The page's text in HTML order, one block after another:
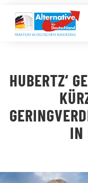
Inhalt
springen
LANDESGRUPPEN
VERANSTALTUNGEN
HUBERTZ‘
IN